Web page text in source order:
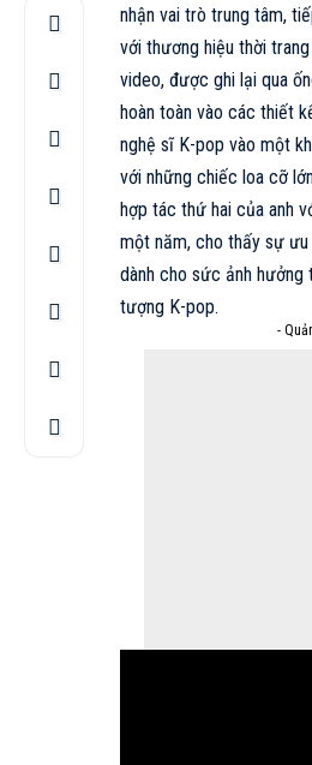
nhận vai trò trung tâm,
với thương hiệu thời
video, được ghi lại qua
hoàn toàn vào các thiết
nghệ sĩ K-pop vào một
với những chiếc loa cỡ
hợp tác thứ hai của anh
một năm, cho thấy sự
dành cho sức ảnh hưởng
tượng K-pop.
-